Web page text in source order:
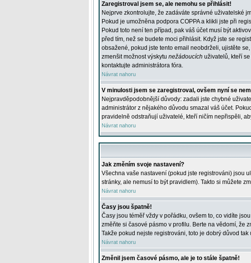
Zaregistroval jsem se, ale nemohu se přihlásit!
Nejprve zkontrolujte, že zadáváte správné uživatelské
Pokud je umožněna podpora COPPA a klikli jste při
Pokud toto není ten případ, pak váš účet musí být
před tím, než se budete moci přihlásit. Když jste se
obsažené, pokud jste tento email neobdrželi, ujistěte
zmenšit možnost výskytu nežádoucích uživatelů, kteří
kontaktujte administrátora fóra.
Návrat nahoru
V minulosti jsem se zaregistroval, ovšem nyní se
Nejpravděpodobnější důvody: zadali jste chybné
administrátor z nějakého důvodu smazal váš účet.
pravidelně odstraňují uživatelé, kteří ničím nepřispěli,
Návrat nahoru
Jak změním svoje nastavení?
Všechna vaše nastavení (pokud jste registrováni) jsou
stránky, ale nemusí to být pravidlem). Takto si můžete
Návrat nahoru
Časy jsou špatně!
Časy jsou téměř vždy v pořádku, ovšem to, co vidíte
změňte si časové pásmo v profilu. Berte na vědomí, že
Takže pokud nejste registrováni, toto je dobrý důvod tak
Návrat nahoru
Změnil jsem časové pásmo, ale je to stále špatně!